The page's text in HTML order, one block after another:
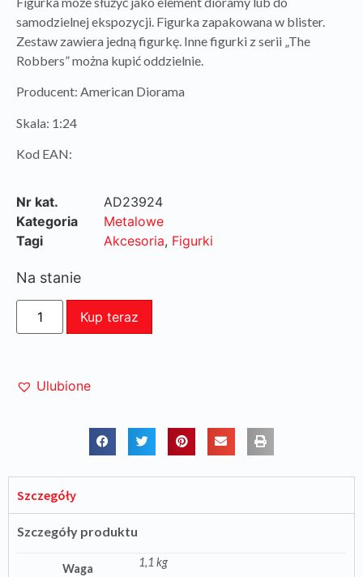
samodzielnej ekspozycji. Figurka zapakowana w blister.
Zestaw zawiera jedną figurkę. Inne figurki z serii „The
Robbers” można kupić oddzielnie.
Producent: American Diorama
Skala: 1:24
Kod EAN:
Nr kat.
AD23924
Kategoria
Metalowe
Tagi
Akcesoria, Figurki
Na stanie
Kup teraz
Ulubione
Szczegóły
Szczegóły produktu
Waga 1,1 kg